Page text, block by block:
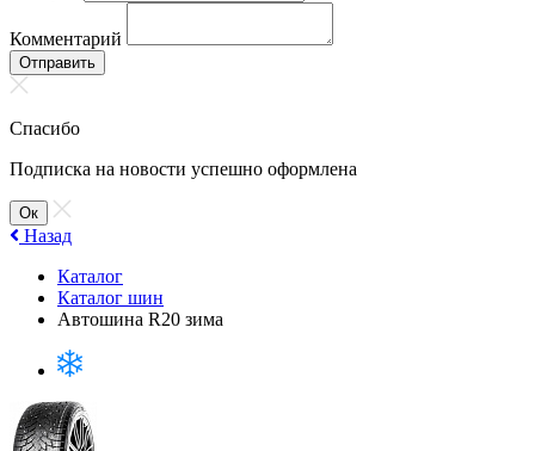
Комментарий
Отправить
Спасибо
Подписка на новости успешно оформлена
Ок
Назад
Каталог
Каталог шин
Автошина R20 зима